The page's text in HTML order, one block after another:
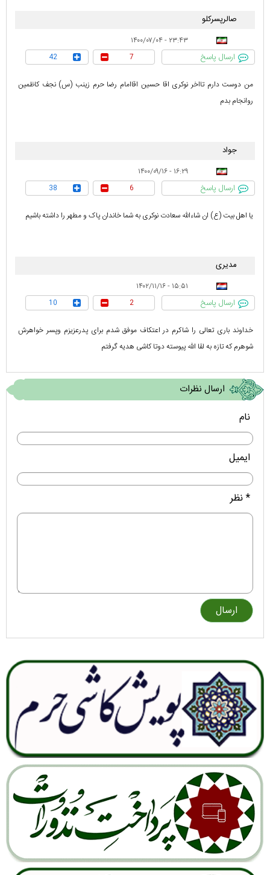
صالرپسرکلو
۲۳:۴۳ - ۱۴۰۰/۰۷/۰۴
ارسال پاسخ 7
42
من دوست دارم تااخر نوکری اقا حسین اقاامام رضا حرم زینب (س) نجف کاظمین
روانجام بدم
جواد
۱۶:۲۹ - ۱۴۰۰/۰۹/۱۶
ارسال پاسخ 6
38
یا اهل بیت (ع) ان شاءالله سعادت نوکری به شما خاندان پاک و مطهر را داشته باشیم
مدیری
۱۵:۵۱ - ۱۴۰۲/۱۱/۱۶
ارسال پاسخ 2
10
خداوند باری تعالی را شاکرم در اعتکاف موفق شدم برای پدرعزیزم وپسر خواهرش
شوهرم که تازه به لقا الله پیوسته دوتا کاشی هدیه گرفتم
ارسال نظرات
نام
ایمیل
* نظر